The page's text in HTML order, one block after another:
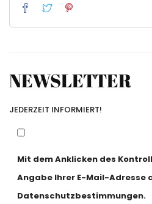
NEWSLETTER
JEDERZEIT INFORMIERT!
Mit dem Anklicken des
Angabe Ihrer E-Mail-Adresse
Datenschutzbestimmungen.